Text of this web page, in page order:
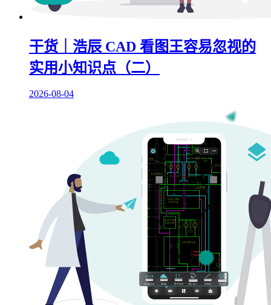
干货｜浩辰 CAD 看图王容易忽视的
实用小知识点（二）
2026-08-04